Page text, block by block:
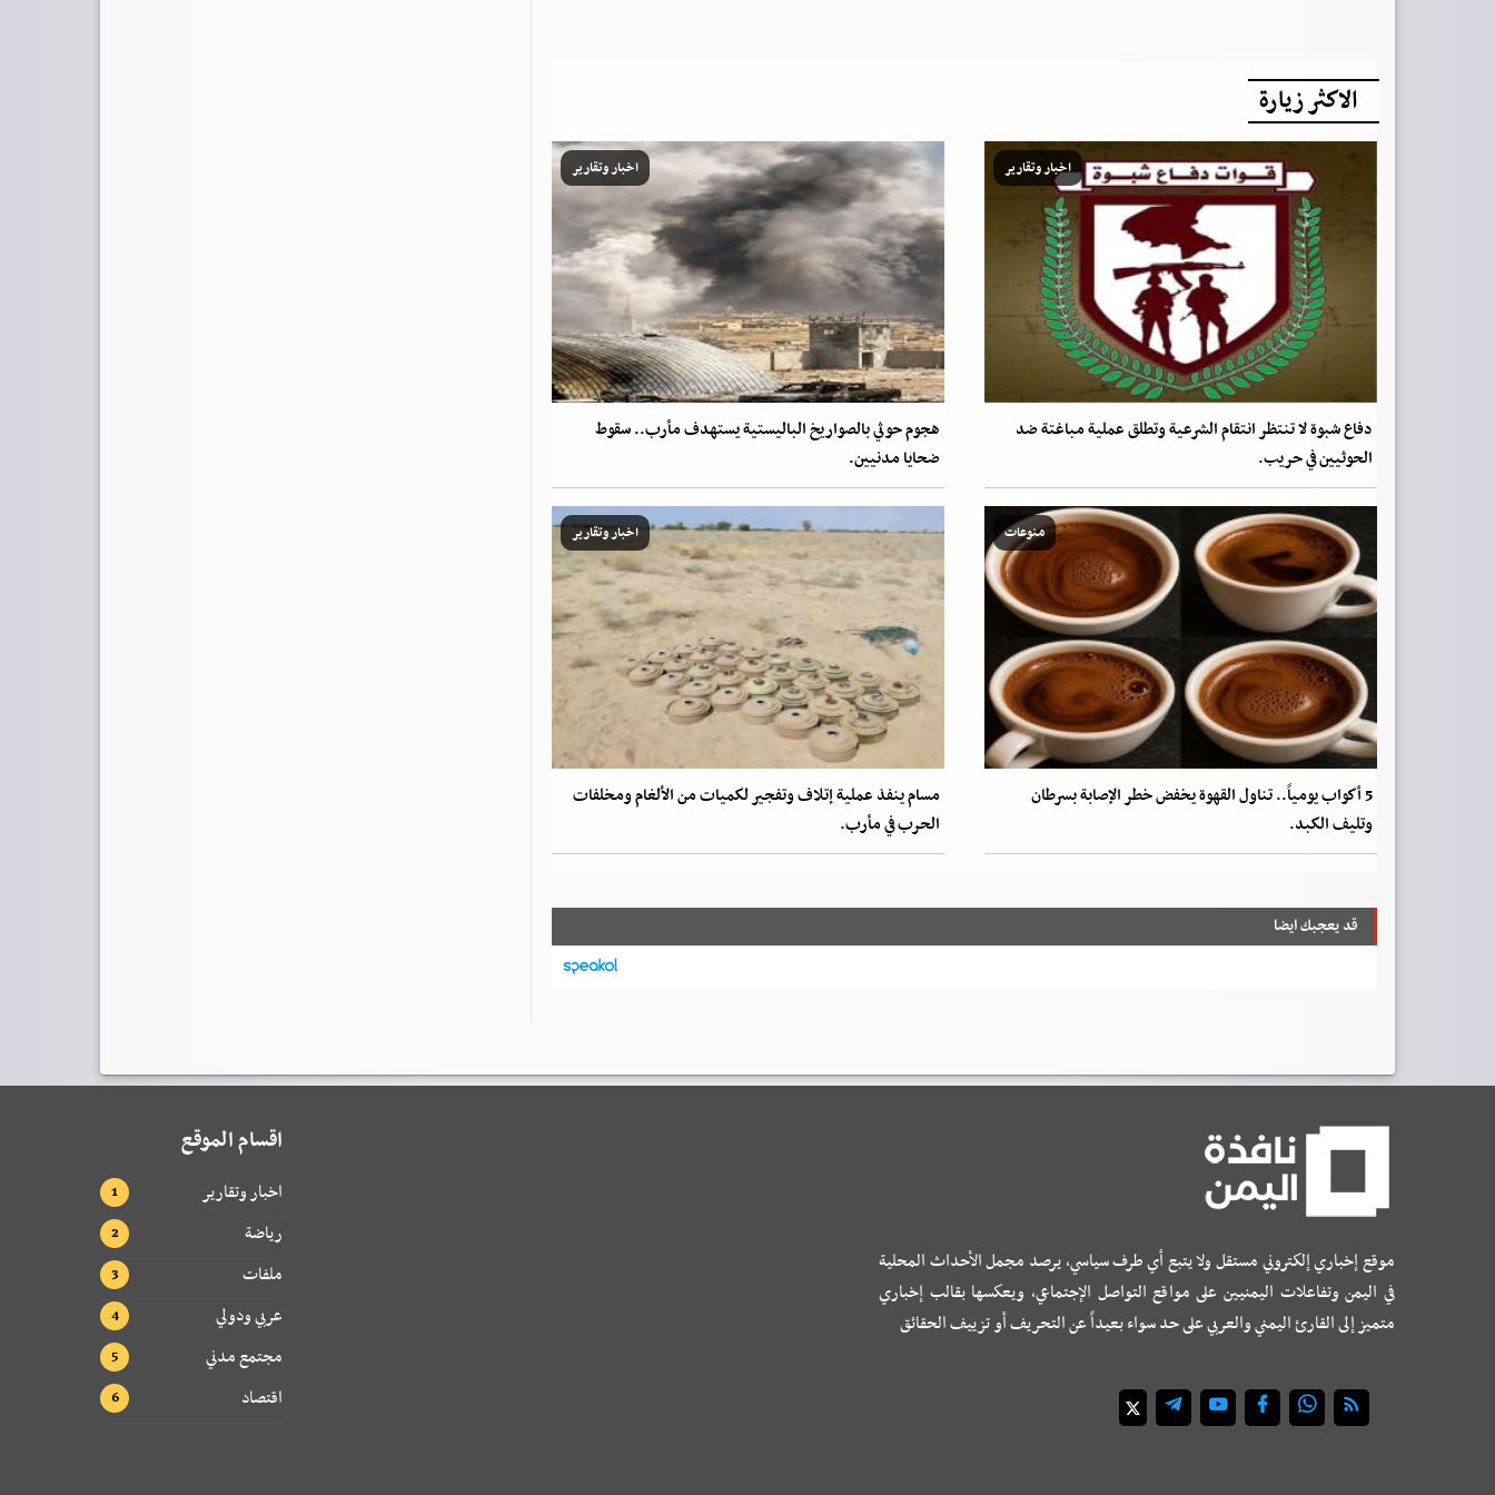
الاكثر زيارة
اخبار وتقارير
دفاع شبوة لا تنتظر انتقام الشرعية وتطلق عملية مباغتة ضد
الحوثيين في حريب.
اخبار وتقارير
هجوم حوثي بالصواريخ الباليستية يستهدف مأرب.. سقوط
ضحايا مدنيين.
منوعات
5 أكواب يومياً.. تناول القهوة يخفض خطر الإصابة بسرطان
وتليف الكبد.
اخبار وتقارير
مسام ينفذ عملية إتلاف وتفجير لكميات من الألغام ومخلفات
الحرب في مأرب.
قد يعجبك ايضا
موقع إخباري إلكتروني مستقل ولا يتبع أي طرف سياسي، يرصد مجمل الأحداث المحلية
في اليمن وتفاعلات اليمنيين على مواقع التواصل الإجتماعي، ويعكسها بقالب إخباري
متميز إلى القارئ اليمني والعربي على حد سواء بعيداً عن التحريف أو تزييف الحقائق
اقسام الموقع
اخبار وتقارير
رياضة
ملفات
عربي ودولي
مجتمع مدني
اقتصاد